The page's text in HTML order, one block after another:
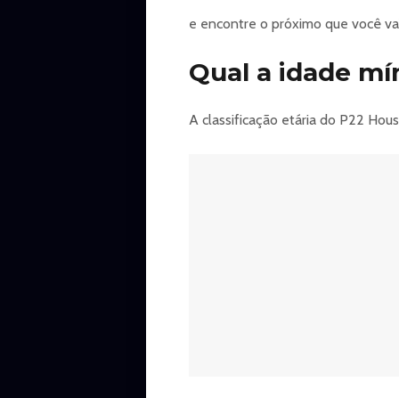
e encontre o próximo que você
Qual a idade
A classificação etária do P22